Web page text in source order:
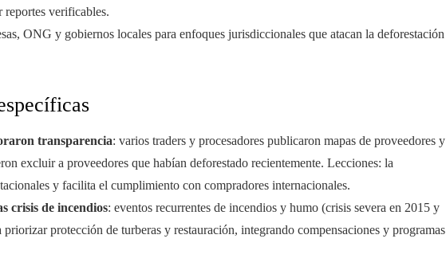
reportes verificables.
ONG y gobiernos locales para enfoques jurisdiccionales que atacan la deforestación
transparencia: varios traders y procesadores publicaron mapas de proveedores y
excluir a proveedores que habían deforestado recientemente. Lecciones: la
y facilita el cumplimiento con compradores internacionales.
crisis de incendios: eventos recurrentes de incendios y humo (crisis severa en 2015 y
protección de turberas y restauración, integrando compensaciones y programas